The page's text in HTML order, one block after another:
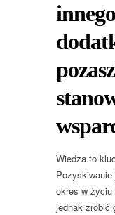
Wiedza to
okres w życiu
jednak zrobić